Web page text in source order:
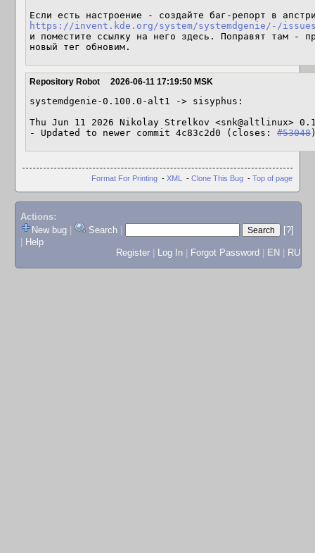
https://invent.kde.org/system/systemdgenie/-/
и поместите ссылку на него здесь. Поправят там -
новый тег обновим.
Repository Robot 2026-06-11 17:19:50 MSK
systemdgenie-0.100.0-alt1 -> sisyphus:
Thu Jun 11 2026 Nikolay Strelkov <snk@altlinux>
- Updated to newer commit 4c83c2d0 (closes: #53048
Format For Printing - XML - Clone This Bug - Top of page
Actions:
New bug
Search
[?]
Help
Register
Log In Forgot Password EN RU